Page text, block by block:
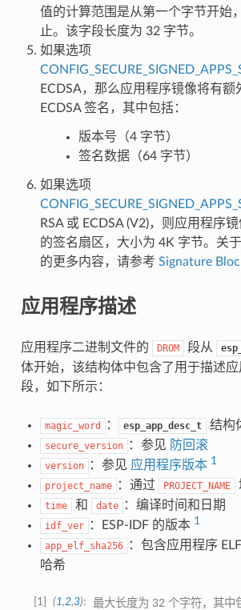
值的计算范围是从第一个字节开始
止。该字段长度为 32 字节。
如果选项
ECDSA，那么应用程序镜像将有额
ECDSA 签名，其中包括：
版本号（4 字节）
签名数据（64 字节）
如果选项
RSA 或 ECDSA (V2)，则应用程序
的签名扇区，大小为 4K 字节。关
的更多内容，请参考 Signature
应用程序描述
应用程序二进制文件的 DROM 段从
体开始，该结构体中包含了用于描述
段，如下所示：
magic_word ： esp_app_desc_t 结构
secure_version ：参见 防回滚
version ：参见 应用程序版本 1
project_name ：通过 PROJECT_NAME
time 和 date ：编译时间和日期
idf_ver ：ESP-IDF 的版本 1
app_elf_sha256
：包含应用程序
哈希
1 (1,2,3)
最大长度为 32 个字符，其中